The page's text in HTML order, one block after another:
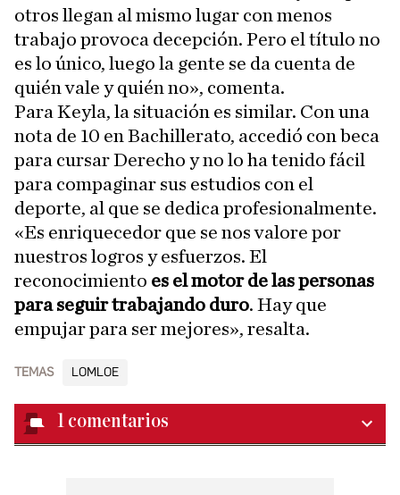
otros llegan al mismo lugar con menos
trabajo provoca decepción. Pero el título no
es lo único, luego la gente se da cuenta de
quién vale y quién no», comenta.
Para Keyla, la situación es similar. Con una
nota de 10 en Bachillerato, accedió con beca
para cursar Derecho y no lo ha tenido fácil
para compaginar sus estudios con el
deporte, al que se dedica profesionalmente.
«Es enriquecedor que se nos valore por
nuestros logros y esfuerzos. El
reconocimiento es el motor de las personas
para seguir trabajando duro. Hay que
empujar para ser mejores», resalta.
TEMAS LOMLOE
1 comentarios